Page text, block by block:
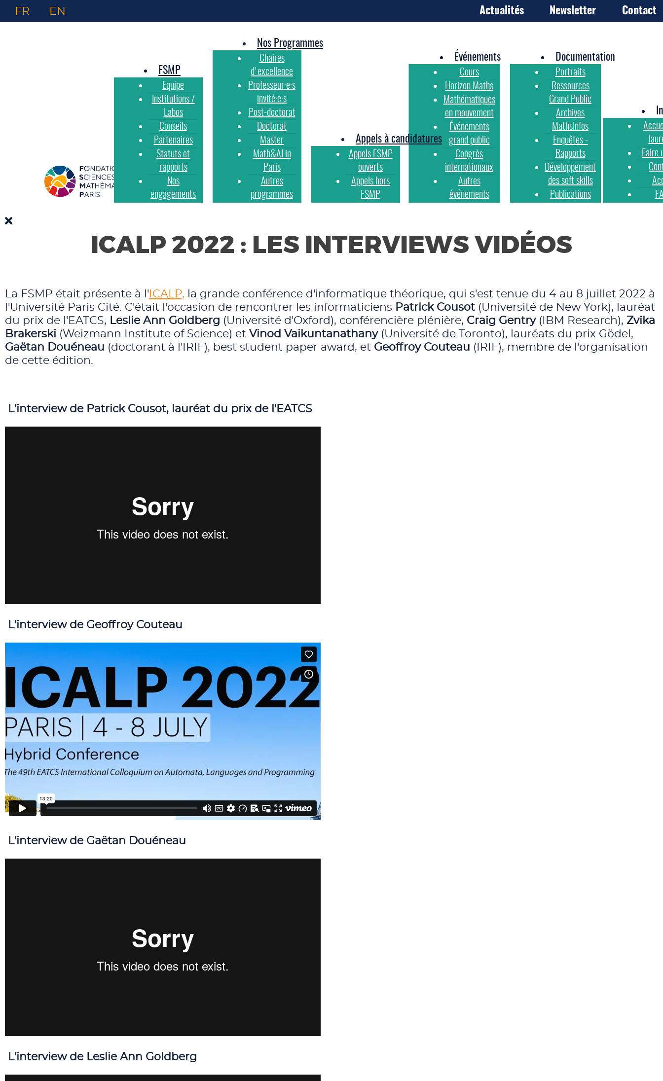
Actualités Newsletter Contact
FR EN
FSMP
Equipe
Institutions /
Labos
Conseils
Partenaires
Statuts et
rapports
Nos
engagements
Nos Programmes
Chaires
d'excellence
Professeur·e·s
invité·e·s
Post-doctorat
Doctorat
Master
Math&AI in
Paris
Autres
programmes
Appels à candidatures
Appels FSMP
ouverts
Appels hors
FSMP
Événements
Cours
Horizon Maths
Mathématiques
en mouvement
Événements
grand public
Congrès
internationaux
Autres
événements
Documentation
Portraits
Ressources
Grand Public
Archives
MathsInfos
Enquêtes -
Rapports
Développement
des soft skills
Publications
Faire
ICALP 2022 : LES INTERVIEWS VIDÉOS
La FSMP était présente à l' ICALP, la grande conférence d'informatique théorique, qui s'est tenue du 4 au 8 juillet 2022 à
l'Université Paris Cité. C'était l'occasion de rencontrer les informaticiens Patrick Cousot (Université de New York), lauréat
du prix de l'EATCS, Leslie Ann Goldberg (Université d'Oxford), conférencière plénière, Craig Gentry(IBM Research), Zvika
Brakerski (Weizmann Institute of Science) et Vinod Vaikuntanathany(Université de Toronto), lauréats du prix Gödel,
Gaëtan Douéneau (doctorant à l'IRIF), best student paper award, et Geoffroy Couteau (IRIF), membre de l'organisation
de cette édition.
L'interview de Patrick Cousot, lauréat du prix de l'EATCS
L'interview de Geoffroy Couteau
L'interview de Gaëtan Douéneau
L'interview de Leslie Ann Goldberg